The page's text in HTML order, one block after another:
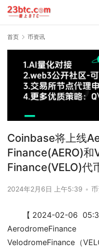
首页 币资讯
Coinbase将上线
Finance(AERO)和
Finance(VELO)代
2024年2月6日 上午5:39 •
【2024-02-06
VelodromeFinance（